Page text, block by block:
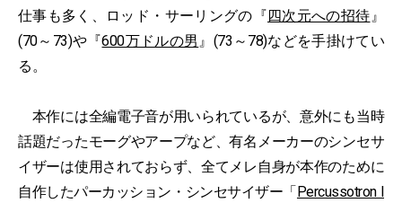
仕事も多く、ロッド・サーリングの『四次元への招待』
(70～73)や『600万ドルの男 』(73～78)などを手掛けてい
る。
本作には全編電子音が用いられているが、意外にも当時
話題だったモーグやアープなど、有名メーカーのシンセサ
イザーは使用されておらず、全てメレ自身が本作のために
自作したパーカッション・シンセサイザー「Percussotron I